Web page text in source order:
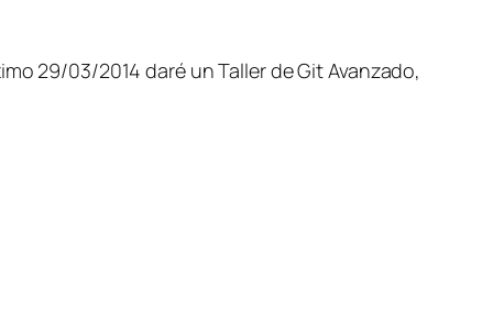
29/03/2014 daré un Taller de Git Avanzado,